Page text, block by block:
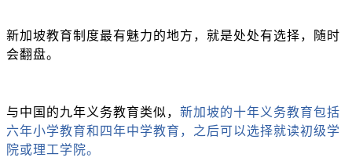
新加坡教育制度最有魅力的地方，就是处处有选择，随时
会翻盘。
与中国的九年义务教育类似， 新加坡的十年义务教育包括
六年小学教育和四年中学教育，之后可以选择就读初级学
院或理工学院。